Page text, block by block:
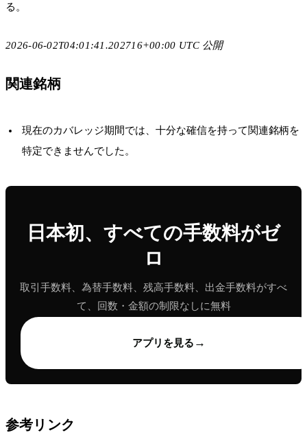
る。
2026-06-02T04:01:41.202716+00:00 UTC 公開
関連銘柄
現在のカバレッジ期間では、十分な確信を持って関連銘柄を
特定できませんでした。
日本初、すべての手数料がゼ
ロ
取引手数料、為替手数料、残高手数料、出金手数料がすべ
て、回数・金額の制限なしに無料
アプリを見る →
参考リンク